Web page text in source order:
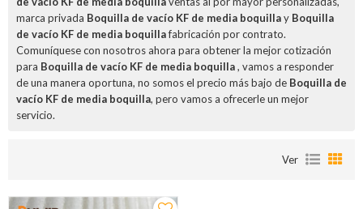
marca privada Boquilla de vacío KF de media boquillay Boquilla
de vacío KF de media boquillafabricación por contrato.
Comuníquese con nosotros ahora para obtener la mejor cotización
para Boquilla de vacío KF de media boquilla, vamos a responder
de una manera oportuna, no somos el precio más bajo de Boquilla de
vacío KF de media boquilla, pero vamos a ofrecerle un mejor
servicio.
Ver